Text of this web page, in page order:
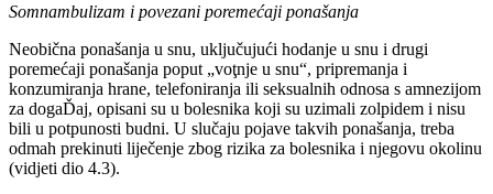
Somnambulizam i povezani poremećaji ponašanja
Neobična ponašanja u snu, uključujući hodanje u snu i drugi
poremećaji ponašanja poput „voţnje u snu“, pripremanja i
konzumiranja hrane, telefoniranja ili seksualnih odnosa s amnezijom
za dogaĎaj, opisani su u bolesnika koji su uzimali zolpidem i nisu
bili u potpunosti budni. U slučaju pojave takvih ponašanja, treba
odmah prekinuti liječenje zbog rizika za bolesnika i njegovu okolinu
(vidjeti dio 4.3).